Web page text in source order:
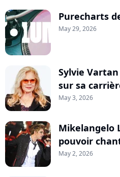
Purecharts
May 29, 2026
Sylvie
sur sa
May 3, 2026
Mikelangelo
pouvoir
May 2, 2026